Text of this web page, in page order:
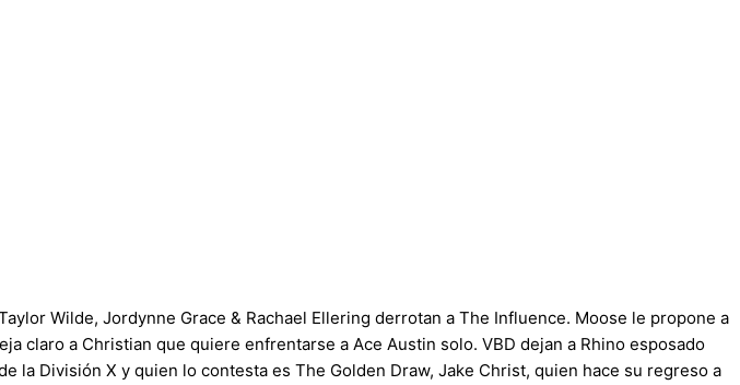
Wilde, Jordynne Grace & Rachael Ellering derrotan a The Influence. Moose le propone a
claro a Christian que quiere enfrentarse a Ace Austin solo. VBD dejan a Rhino esposado
la División X y quien lo contesta es The Golden Draw, Jake Christ, quien hace su regreso a